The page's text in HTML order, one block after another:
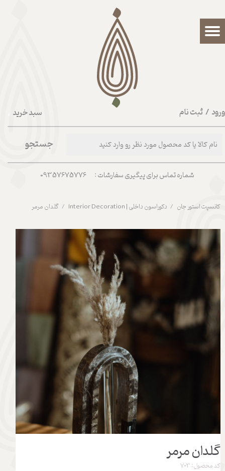
سبد خرید / ثبت نام
حساب کاربری من
تغییر گذر واژه
شماره تماس برای پیگیری سفارشات : 09357675776
جستجو
کانسپت استور جان دکوراسون داخلی | Interior Decoration گلدان مرمر
گلدان مرمر
کد محصول: 703